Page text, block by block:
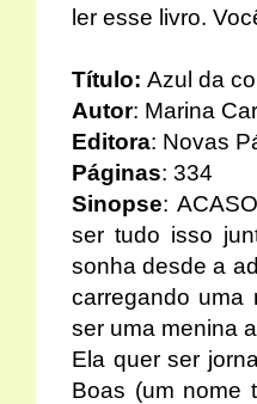
ler esse livro.
Título: Azul da
Autor: Marina
Editora: Novas
Páginas: 334
Sinopse:
ser tudo isso
sonha desde a
carregando uma
ser uma menina
Ela quer ser
Boas (um nome